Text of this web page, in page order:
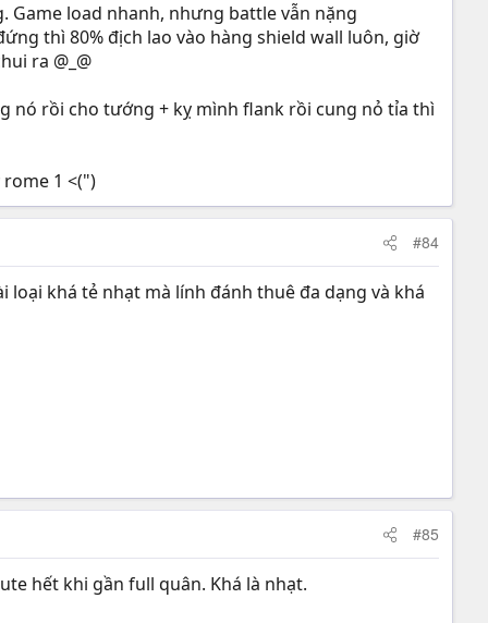
Game load nhanh, nhưng battle vẫn nặng
thì 80% địch lao vào hàng shield wall luôn, giờ
ra @_@
nó rồi cho tướng + kỵ mình flank rồi cung nỏ tỉa thì
1 <(")
#84
khá tẻ nhạt mà lính đánh thuê đa dạng và khá
#85
hết khi gần full quân. Khá là nhạt.